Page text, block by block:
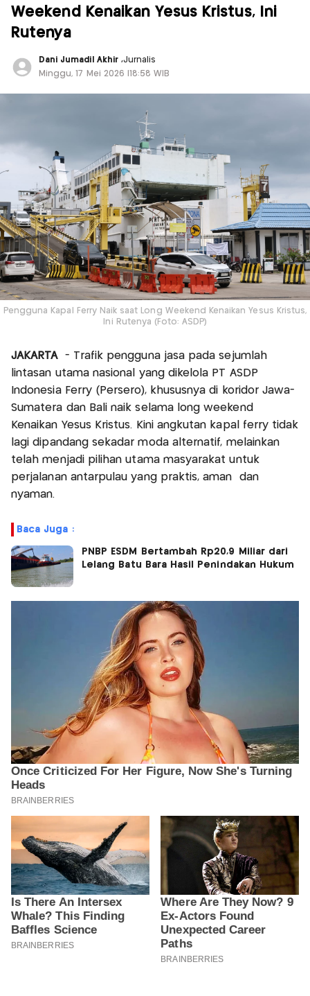
Weekend Kenaikan Yesus Kristus, Ini
Rutenya
Dani Jumadil Akhir ,Jurnalis
Minggu, 17 Mei 2026 |18:58 WIB
Pengguna Kapal Ferry Naik saat Long Weekend Kenaikan Yesus Kristus,
Ini Rutenya (Foto: ASDP)
JAKARTA- Trafik pengguna jasa pada sejumlah
lintasan utama nasional yang dikelola PT ASDP
Indonesia Ferry (Persero), khususnya di koridor Jawa-
Sumatera dan Bali naik selama long weekend
Kenaikan Yesus Kristus. Kini angkutan kapal ferry tidak
lagi dipandang sekadar moda alternatif, melainkan
telah menjadi pilihan utama masyarakat untuk
perjalanan antarpulau yang praktis, aman dan
nyaman.
Baca Juga :
PNBP ESDM Bertambah Rp20,9 Miliar dari
Lelang Batu Bara Hasil Penindakan Hukum